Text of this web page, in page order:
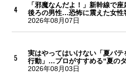
「邪魔なんだよ！」新幹線で
後ろの男性…恐怖に震えた女性
2026年08月07日
実はやってはいけない「夏バテ
行動」…プロがすすめる“夏の
2026年08月03日